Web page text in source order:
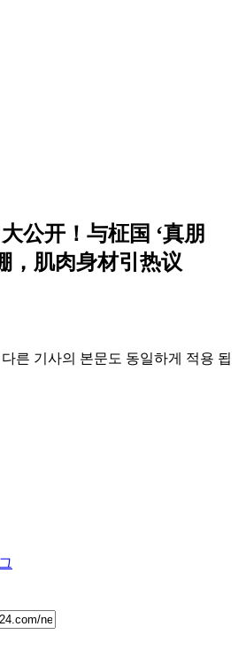
公开！与柾国 ‘真朋
，肌肉身材引热议
른 기사의 본문도 동일하게 적용 됩